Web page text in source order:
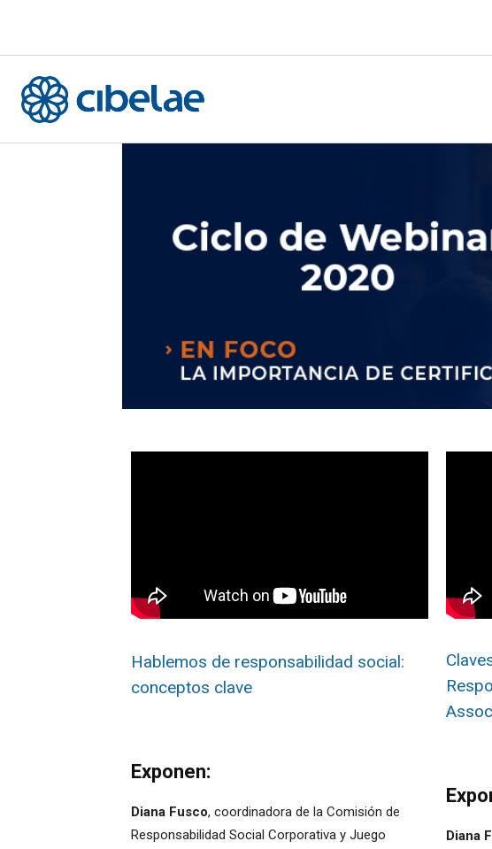
Hablemos de responsabilidad social:
conceptos clave
Exponen:
Diana Fusco, coordinadora de la Comisión de
Responsabilidad Social Corporativa y Juego
Diana